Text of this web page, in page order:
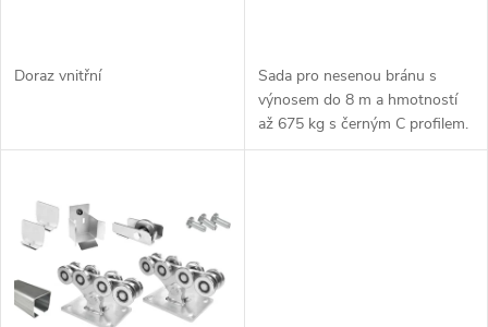
d
t
ů
d
u
t
ů
Doraz vnitřní
Sada pro nesenou bránu s
výnosem do 8 m a hmotností
až 675 kg s černým C profilem.